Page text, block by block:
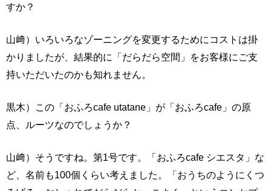
すか？
山﨑）いろいろなゾーニングを変更するためにコストは掛
かりましたが、結果的に「だらだら空間」をお客様にご支
持いただいたのかも知れません。
黒木）この「おふろcafe utatane」が「おふろcafe」の原
点、ルーツなのでしょうか？
山﨑）そうですね。第1号です。「おふろcafe シエスタ」な
ど、名前も100個くらい考えました。「おうちのようにくつ